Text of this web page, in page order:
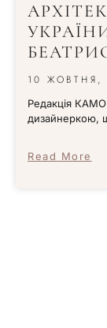
10 ЖОВТНЯ,
Редакція
дизайнеркою,
Read More